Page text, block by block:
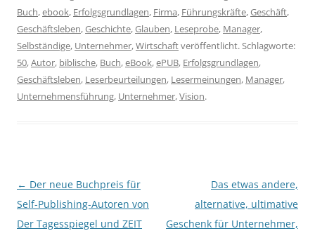
Buch,ebook, Erfolgsgrundlagen, Firma, Führungskräfte,Geschäft,
Geschäftsleben,Geschichte,Glauben, Leseprobe, Manager,
Selbständige, Unternehmer,Wirtschaftveröffentlicht. Schlagworte:
50,Autor, biblische, Buch,eBook,ePUB, Erfolgsgrundlagen,
Geschäftsleben, Leserbeurteilungen, Lesermeinungen, Manager,
Unternehmensführung, Unternehmer,Vision.
Beitragsnavigation
← Der neue Buchpreis für
Self-Publishing-Autoren von
Der Tagesspiegel und ZEIT
Das etwas andere,
alternative, ultimative
Geschenk für Unternehmer,